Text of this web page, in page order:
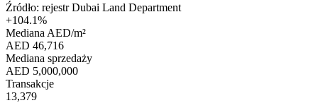
Źródło: rejestr Dubai Land Department
+104.1%
Mediana AED/m²
AED 46,716
Mediana sprzedaży
AED 5,000,000
Transakcje
13,379